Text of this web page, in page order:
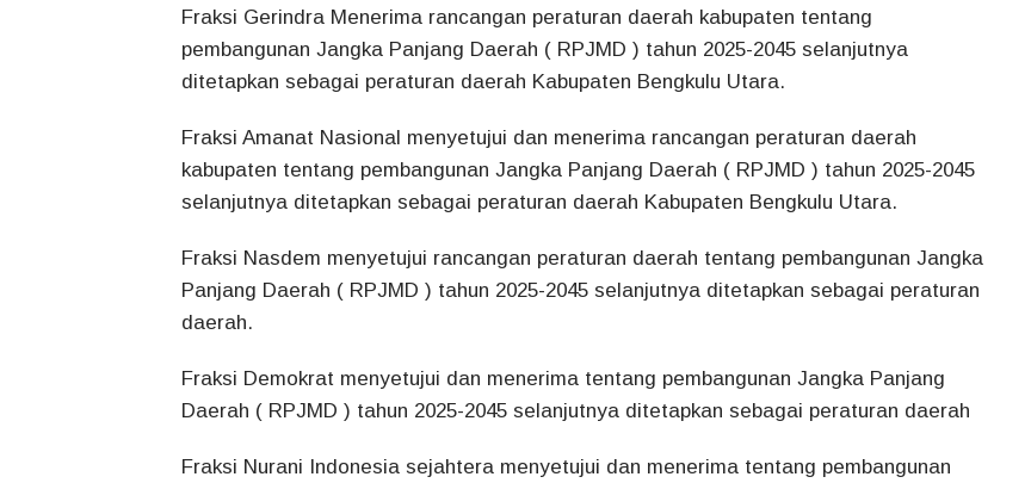
Fraksi Gerindra Menerima rancangan peraturan daerah kabupaten tentang
pembangunan Jangka Panjang Daerah ( RPJMD ) tahun 2025-2045 selanjutnya
ditetapkan sebagai peraturan daerah Kabupaten Bengkulu Utara.
Fraksi Amanat Nasional menyetujui dan menerima rancangan peraturan daerah
kabupaten tentang pembangunan Jangka Panjang Daerah ( RPJMD ) tahun 2025-2045
selanjutnya ditetapkan sebagai peraturan daerah Kabupaten Bengkulu Utara.
Fraksi Nasdem menyetujui rancangan peraturan daerah tentang pembangunan Jangka
Panjang Daerah ( RPJMD ) tahun 2025-2045 selanjutnya ditetapkan sebagai peraturan
daerah.
Fraksi Demokrat menyetujui dan menerima tentang pembangunan Jangka Panjang
Daerah ( RPJMD ) tahun 2025-2045 selanjutnya ditetapkan sebagai peraturan daerah
Fraksi Nurani Indonesia sejahtera menyetujui dan menerima tentang pembangunan